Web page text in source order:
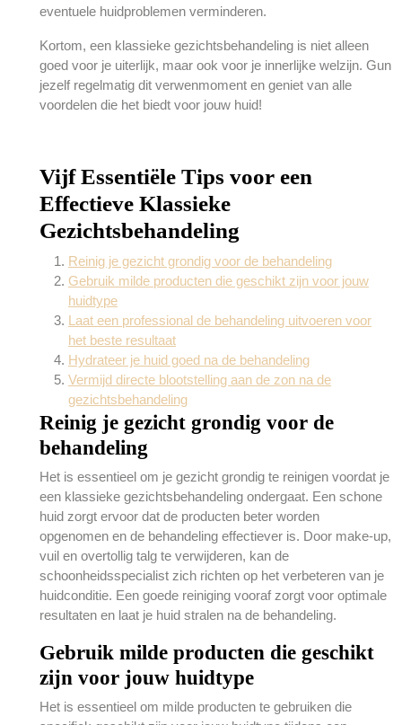
eventuele huidproblemen verminderen.
Kortom, een klassieke gezichtsbehandeling is niet alleen
goed voor je uiterlijk, maar ook voor je innerlijke welzijn. Gun
jezelf regelmatig dit verwenmoment en geniet van alle
voordelen die het biedt voor jouw huid!
Vijf Essentiële Tips voor een
Effectieve Klassieke
Gezichtsbehandeling
Reinig je gezicht grondig voor de behandeling
Gebruik milde producten die geschikt zijn voor jouw
huidtype
Laat een professional de behandeling uitvoeren voor
het beste resultaat
Hydrateer je huid goed na de behandeling
Vermijd directe blootstelling aan de zon na de
gezichtsbehandeling
Reinig je gezicht grondig voor de
behandeling
Het is essentieel om je gezicht grondig te reinigen voordat je
een klassieke gezichtsbehandeling ondergaat. Een schone
huid zorgt ervoor dat de producten beter worden
opgenomen en de behandeling effectiever is. Door make-up,
vuil en overtollig talg te verwijderen, kan de
schoonheidsspecialist zich richten op het verbeteren van je
huidconditie. Een goede reiniging vooraf zorgt voor optimale
resultaten en laat je huid stralen na de behandeling.
Gebruik milde producten die geschikt
zijn voor jouw huidtype
Het is essentieel om milde producten te gebruiken die